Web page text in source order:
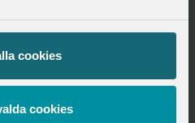
cookies
cookies